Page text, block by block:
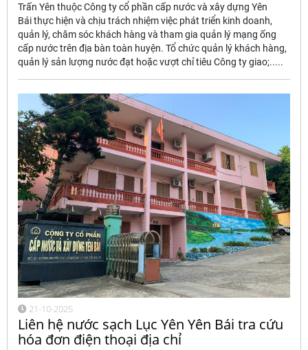
Trấn Yên thuộc Công ty cổ phần cấp nước và xây dựng Yên
Bái thực hiện và chịu trách nhiệm việc phát triển kinh doanh,
quản lý, chăm sóc khách hàng và tham gia quản lý mạng ống
cấp nước trên địa bàn toàn huyện. Tổ chức quản lý khách hàng,
quản lý sản lượng nước đạt hoặc vượt chỉ tiêu Công ty giao;.....
21-10-2025
Liên hệ nước sạch Lục Yên Yên Bái tra cứu
hóa đơn điện thoại địa chỉ